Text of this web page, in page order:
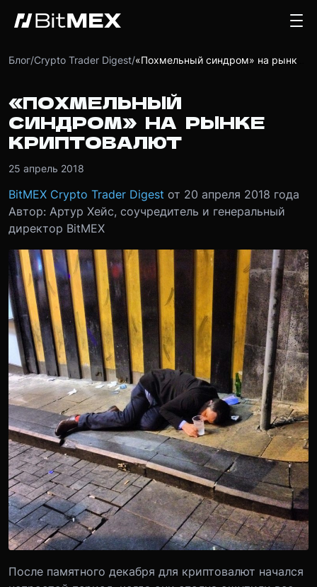
Блог/Crypto Trader Digest/
«ПОХМЕЛЬНЫЙ
СИНДРОМ» НА РЫНКЕ
КРИПТОВАЛЮТ
25 апрель 2018
BitMEX Crypto Trader Digest от 20 апреля 2018 года
Автор: Артур Хейс, соучредитель и генеральный
директор BitMEX
После памятного декабря для криптовалют начался